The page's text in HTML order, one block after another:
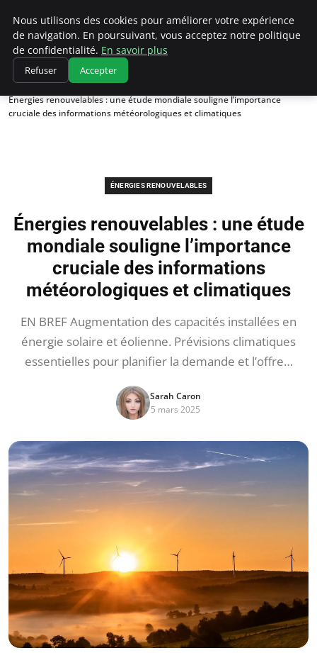
Climatedebtagents
Accueil
Énergies Renouvelables
Énergies renouvelables : une étude mondiale souligne l’importance
cruciale des informations météorologiques et climatiques
ÉNERGIES RENOUVELABLES
Énergies renouvelables : une étude
mondiale souligne l’importance
cruciale des informations
météorologiques et climatiques
EN BREF Augmentation des capacités installées en
énergie solaire et éolienne. Prévisions climatiques
essentielles pour planifier la demande et l’offre…
Sarah Caron
5 mars 2025
Nous utilisons des cookies pour améliorer votre expérience
de navigation. En poursuivant, vous acceptez notre politique
de confidentialité. En savoir plus
Refuser Accepter